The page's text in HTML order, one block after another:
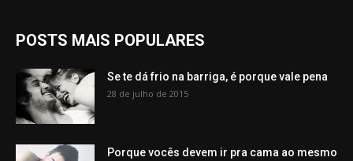
POSTS MAIS POPULARES
Se te dá frio na barriga, é porque vale pena
28 de julho de 2015
Porque vocês devem ir pra cama ao mesmo